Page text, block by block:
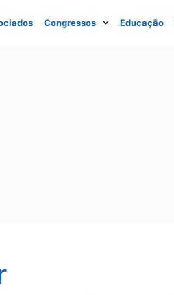
Congressos Educação